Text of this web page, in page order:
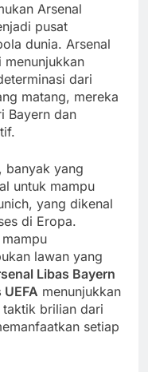
Arsenal
pusat
dunia. Arsenal
dari
matang, mereka
Bayern dan
banyak yang
untuk mampu
yang dikenal
di Eropa.
lawan yang
Libas Bayern
menunjukkan
brilian dari
setiap